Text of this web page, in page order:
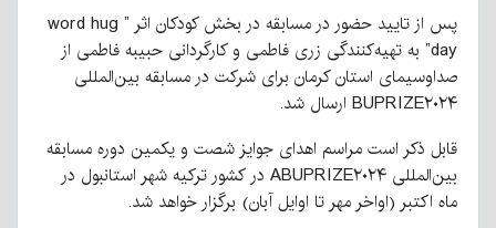
پس از تایید حضور در مسابقه در بخش کودکان اثر ” word hug
day” به تهیه‌کنندگی زری فاطمی و کارگردانی حبیبه فاطمی از
صداوسیمای استان کرمان برای شرکت در مسابقه بین‌المللی
BUPRIZE۲۰۲۴ ارسال شد.
قابل ذکر است مراسم اهدای جوایز شصت و یکمین دوره مسابقه
بین‌المللی ABUPRIZE۲۰۲۴ در کشور ترکیه شهر استانبول در
ماه اکتبر (اواخر مهر تا اوایل آبان) برگزار خواهد شد.